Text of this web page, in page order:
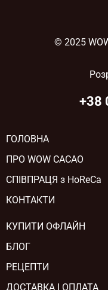
© 2025
+38
ГОЛОВНА
ПРО WOW CACAO
СПІВПРАЦЯ з HoReCa
КОНТАКТИ
КУПИТИ ОФЛАЙН
БЛОГ
РЕЦЕПТИ
ДОСТАВКА І ОПЛАТА